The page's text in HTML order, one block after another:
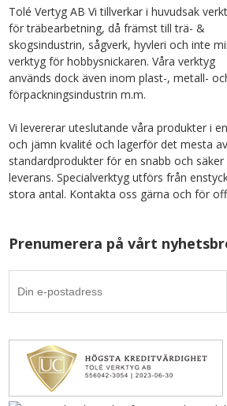
Tolé Vertyg AB Vi tillverkar i huvudsak
för träbearbetning, då främst till trä- &
skogsindustrin, sågverk, hyvleri och inte
verktyg för hobbysnickaren. Våra verktyg
används dock även inom plast-, metall-
förpackningsindustrin m.m.
Vi levererar uteslutande våra produkter i
och jämn kvalité och lagerför det mesta av
standardprodukter för en snabb och säker
leverans. Specialverktyg utförs från
stora antal. Kontakta oss gärna och för
Prenumerera på vårt